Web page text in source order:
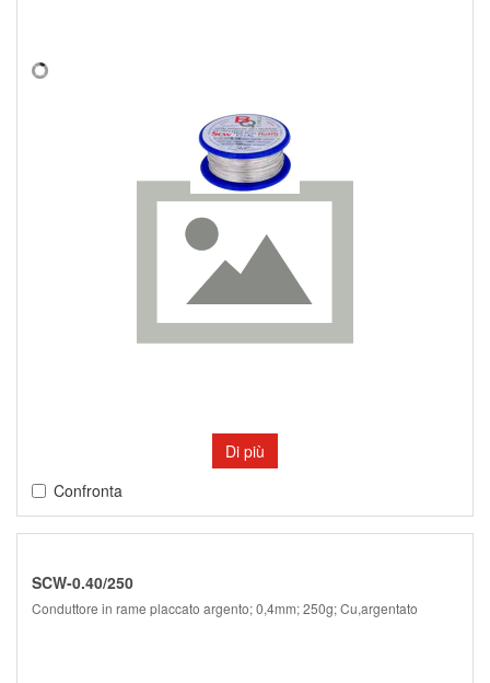
Di più
Confronta
SCW-0.40/250
Conduttore in rame placcato argento; 0,4mm; 250g; Cu,argentato